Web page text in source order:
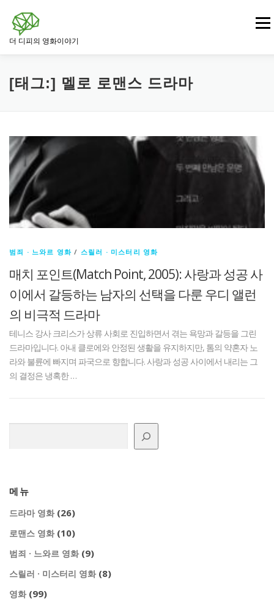
바
더 디피의 영화이야기
메뉴
영화 드라마 영화 범죄 · 느와르 영화
스릴러 · 미스터리 영화
[태그:] 멜로 로맨스 드라마
범죄 · 느와르 영화 / 스릴러 · 미스터리 영화
매치 포인트(Match Point, 2005): 사랑과 성공 사
이에서 갈등하는 남자의 선택을 다룬 우디 앨런
의 비극적 드라마
테니스 강사 크리스가 상류 사회로 진입하면서 겪는 욕망과 갈등을 그린
드라마입니다. 아내 클로에와 안정된 생활을 유지하지만, 톰의 약혼자 노
라와 불륜에 빠지며 파국으로 향합니다. 사랑과 성공 사이에서 내리는 그
의 결정은 냉혹한 …
메뉴
드라마 영화(26)
로맨스 영화(10)
범죄 · 느와르 영화(9)
스릴러 · 미스터리 영화(8)
영화(99)